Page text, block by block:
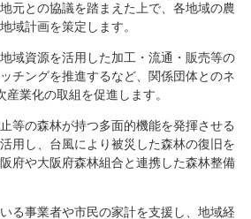
元との協議を踏まえた上で、各地域の農
域計画を策定します。
域資源を活用した加工・流通・販売等の
チングを推進するなど、関係団体とのネ
業化の取組を促進します。
等の森林が持つ多面的機能を発揮させる
用し、台風により被災した森林の復旧を
府や大阪府森林組合と連携した森林整備
る事業者や市民の家計を支援し、地域経